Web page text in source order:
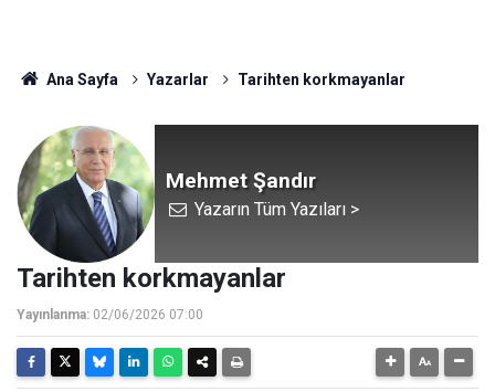
Ana Sayfa Yazarlar Tarihten korkmayanlar
Mehmet Şandır
Yazarın Tüm Yazıları >
Tarihten korkmayanlar
Yayınlanma: 02/06/2026 07:00